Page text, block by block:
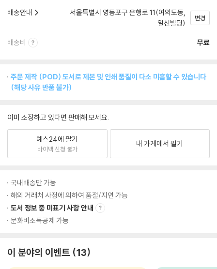
배송안내
서울특별시 영등포구 은행로 11(여의도동,
일신빌딩)
변경
배송비 무료
주문 제작 (POD) 도서로 제본 및 인쇄 품질이 다소 미흡할 수 있습니다
(해당 사유 반품 불가)
이미 소장하고 있다면 판매해 보세요.
예스24에 팔기
바이백 신청 불가
내 가게에서 팔기
국내배송만 가능
해외 거래처 사정에 의하여 품절/지연 가능
도서 정보 중 미표기 사항 안내
문화비소득공제 가능
이 분야의 이벤트 13